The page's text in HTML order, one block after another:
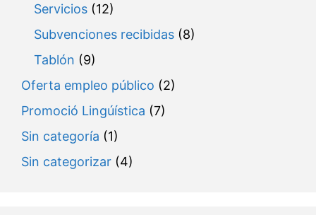
Servicios (12)
Subvenciones recibidas (8)
Tablón (9)
Oferta empleo público (2)
Promoció Lingúística (7)
Sin categoría (1)
Sin categorizar (4)